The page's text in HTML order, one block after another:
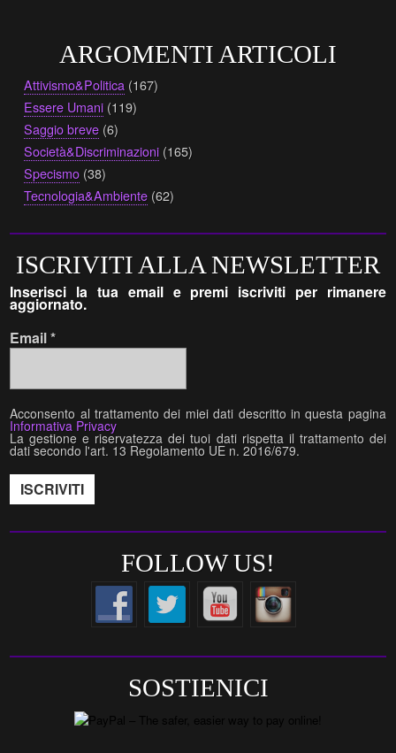
ARGOMENTI ARTICOLI
Attivismo&Politica (167)
Essere Umani (119)
Saggio breve (6)
Società&Discriminazioni (165)
Specismo (38)
Tecnologia&Ambiente (62)
ISCRIVITI ALLA NEWSLETTER
Inserisci la tua email e premi iscriviti per rimanere
aggiornato.
Email*
Acconsento al trattamento dei miei dati descritto in questa pagina
Informativa Privacy
La gestione e riservatezza dei tuoi dati rispetta il trattamento dei
dati secondo l'art. 13 Regolamento UE n. 2016/679.
FOLLOW US!
SOSTIENICI